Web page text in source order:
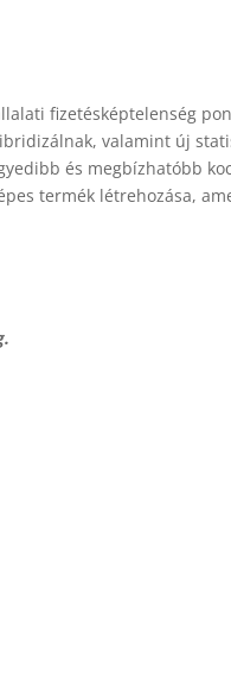
fizetésképtelenség
valamint új
és megbízhatóbb
termék létrehozása,